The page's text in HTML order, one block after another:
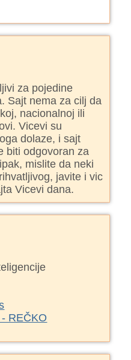
za pojedine
Sajt nema za cilj da
nacionalnoj ili
Vicevi su
dolaze, i sajt
biti odgovoran za
mislite da neki
javite i vic
Vicevi dana.
REČKO